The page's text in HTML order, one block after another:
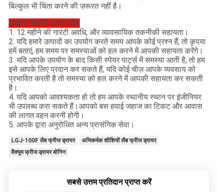
बिल्कुल भी चिंता करने की ज़रूरत नहीं है।
उत्कृष्ट बिक्री उपरांत सेवा
1. 12 महीने की गारंटी अवधि, और व्यावसायिक तकनीकी सहायता।
2. यदि हमारे उत्पादों का उपयोग करते समय आपके कोई प्रश्न हैं, तो कृपया
हमें बताएं, हम समय पर समस्याओं को हल करने में आपकी सहायता करेंगे।
3. यदि आपके उपयोग के बाद किसी स्पेयर पार्ट्स में समस्या आती है, तो हम
इसे आपके लिए प्रदान कर सकते हैं, यदि कोई चीज़ आपके व्यवसाय को
प्रभावित करती है तो समस्या को हल करने में आपकी सहायता कर सकती
है।
4. यदि आपको आवश्यकता हो तो हम आपके स्थानीय स्थान पर इंजीनियर
भी उपलब्ध करा सकते हैं।आपको बस हवाई जहाज का टिकट और आवास
की लागत वहन करनी होगी।
5. आपके द्वारा अनुरोधित अन्य प्रासंगिक सेवा।
LGJ-100F लैब फ्रीज ड्रायर
अभिकर्मक शीशियों लैब फ्रीज ड्रायर
वैक्यूम फ्रीज ड्रायर बोनिन
सबसे उत्तम प्रतिदान प्राप्त करें